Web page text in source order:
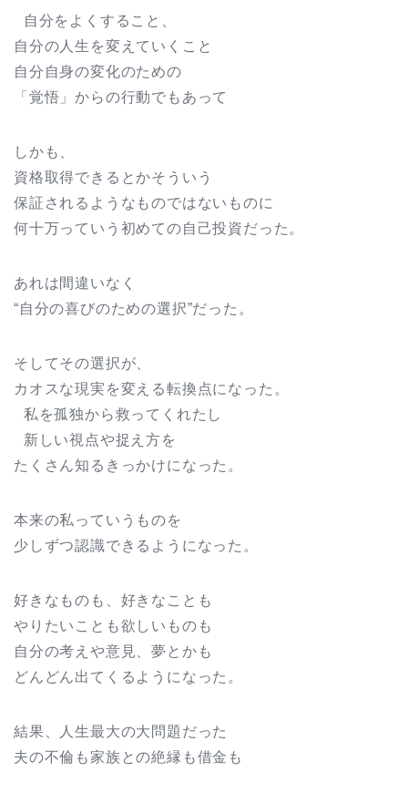
自分をよくすること、
自分の人生を変えていくこと
自分自身の変化のための
「覚悟」からの行動でもあって
しかも、
資格取得できるとかそういう
保証されるようなものではないものに
何十万っていう初めての自己投資だった。
あれは間違いなく
“自分の喜びのための選択”だった。
そしてその選択が、
カオスな現実を変える転換点になった。
私を孤独から救ってくれたし
新しい視点や捉え方を
たくさん知るきっかけになった。
本来の私っていうものを
少しずつ認識できるようになった。
好きなものも、好きなことも
やりたいことも欲しいものも
自分の考えや意見、夢とかも
どんどん出てくるようになった。
結果、人生最大の大問題だった
夫の不倫も家族との絶縁も借金も